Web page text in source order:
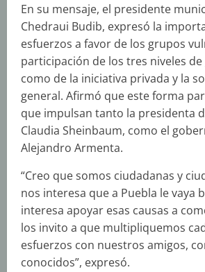
En su mensaje, el presidente
Chedraui Budib, expresó la
esfuerzos a favor de los grupos
participación de los tres niveles
como de la iniciativa privada y la
general. Afirmó que este forma
que impulsan tanto la presidenta
Claudia Sheinbaum, como el
Alejandro Armenta.
“Creo que somos ciudadanas y
nos interesa que a Puebla le vaya
interesa apoyar esas causas a
los invito a que multipliquemos
esfuerzos con nuestros amigos,
conocidos”, expresó.